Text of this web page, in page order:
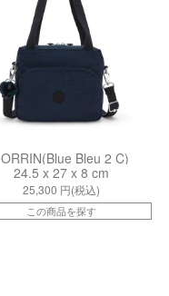
ORRIN(Blue Bleu 2 C)
24.5 x 27 x 8 cm
25,300 円(税込)
この商品を探す